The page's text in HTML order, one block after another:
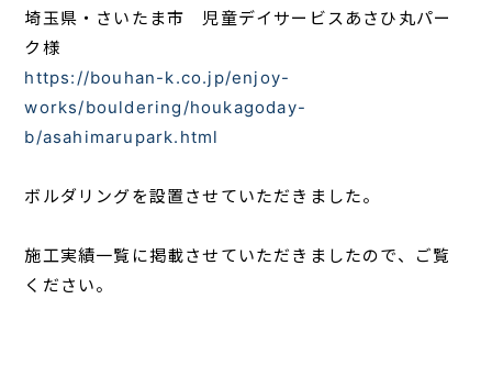
埼玉県・さいたま市 児童デイサービスあさひ丸パー
ク様
https://bouhan-k.co.jp/enjoy-
works/bouldering/houkagoday-
b/asahimarupark.html
ボルダリングを設置させていただきました。
施工実績一覧に掲載させていただきましたので、ご覧
ください。